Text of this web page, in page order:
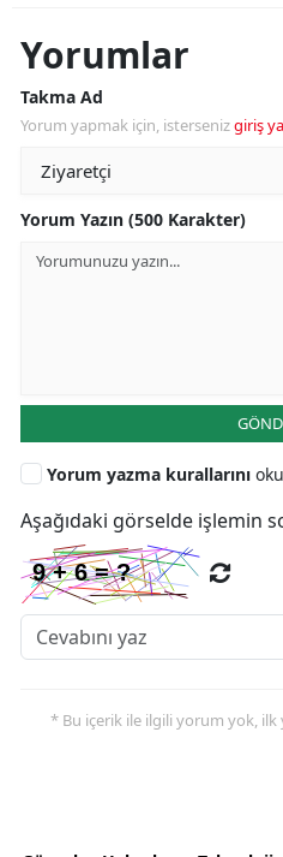
Yorumlar
Takma Ad
Yorum yapmak için, istersenizgiriş
Yorum Yazın (500 Karakter)
Yorum yazma kurallarını
Aşağıdaki görselde işlemin
* Bu içerik ile ilgili yorum yok, ilk